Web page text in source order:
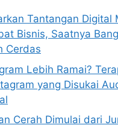
Tantangan Digital
Bisnis, Saatnya
Cerdas
Lebih Ramai?
yang Disukai
Cerah Dimulai dari